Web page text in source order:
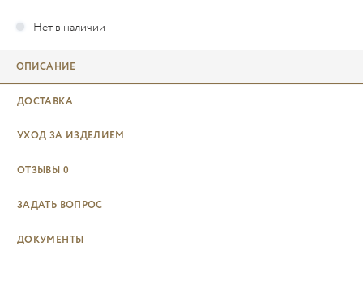
ОПИСАНИЕ
ДОСТАВКА
УХОД ЗА ИЗДЕЛИЕМ
ОТЗЫВЫ 0
ЗАДАТЬ ВОПРОС
ДОКУМЕНТЫ